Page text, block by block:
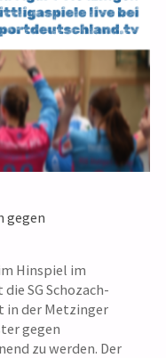
gegen
Hinspiel im
SG Schozach-
in der Metzinger
gegen
zu werden. Der